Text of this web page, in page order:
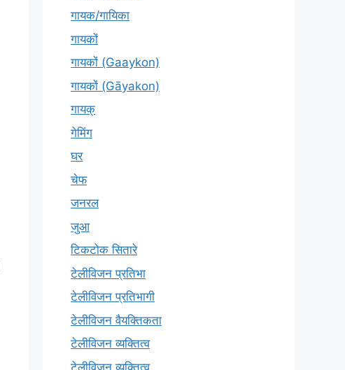
गायक/गायिका
गायकों
गायकों (Gaaykon)
गायकों (Gāyakon)
गायक्
गेमिंग
घर
चेफ
जनरल
जुआ
टिकटोक सितारे
टेलीविजन प्रतिभा
टेलीविजन प्रतिभागी
टेलीविजन वैयक्तिकता
टेलीविजन व्यक्तित्व
टेलीविज़न व्यक्तित्व